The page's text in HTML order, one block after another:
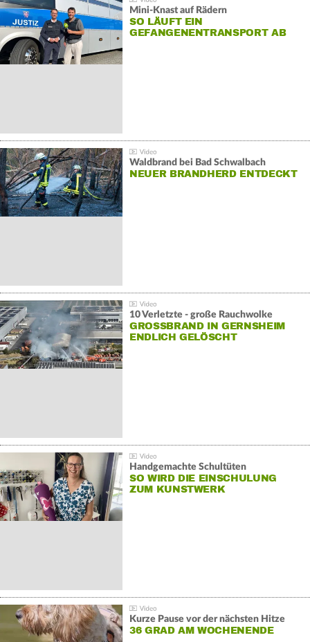
Mini-Knast auf Rädern
SO LÄUFT EIN
GEFANGENENTRANSPORT AB
Waldbrand bei Bad Schwalbach
NEUER BRANDHERD ENTDECKT
10 Verletzte - große Rauchwolke
GROSSBRAND IN GERNSHEIM E
NDLICH GELÖSCHT
Handgemachte Schultüten
SO WIRD DIE EINSCHULUNG
ZUM KUNSTWERK
Kurze Pause vor der nächsten Hitze
36 GRAD AM WOCHENENDE